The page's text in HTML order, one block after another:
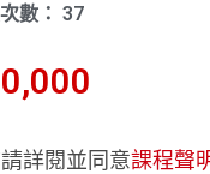
數： 37
詳閱並同意課程聲